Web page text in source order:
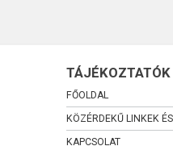
TÁJÉKOZTATÓK
FŐOLDAL
KÖZÉRDEKŰ LINKEK
KAPCSOLAT